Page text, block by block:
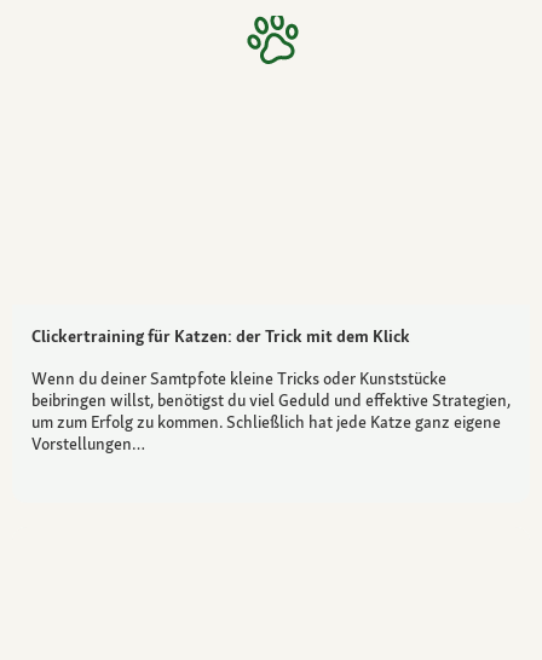
Clickertraining für Katzen: der Trick mit dem Klick
Wenn du deiner Samtpfote kleine Tricks oder Kunststücke
beibringen willst, benötigst du viel Geduld und effektive Strategien,
um zum Erfolg zu kommen. Schließlich hat jede Katze ganz eigene
Vorstellungen…